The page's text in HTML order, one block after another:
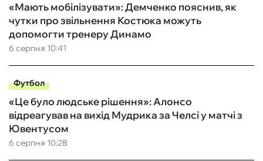
6 серпня 10:41
«Мають мобілізувати»: Демченко пояснив, як
чутки про звільнення Костюка можуть
допомогти тренеру Динамо
Футбол
6 серпня 10:28
«Це було людське рішення»: Алонсо
відреагував на вихід Мудрика за Челсі у матчі з
Ювентусом